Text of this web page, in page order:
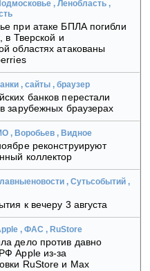
, Ленобласть ,
при атаке БПЛА погибли
в Тверской и
областях атакованы
, сайты , браузер
банков перестали
зарубежных браузерах
, Воробьев , Видное
реконструируют
коллектор
, Сутьсобытий ,
к вечеру 3 августа
, ФАС , RuStore
дело против давно
Apple из-за
RuStore и Max